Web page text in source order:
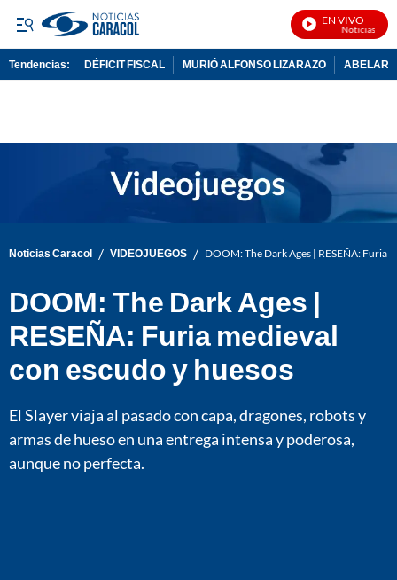
EN VIVO
Noticias Caracol
Tendencias: DÉFICIT FISCAL MURIÓ ALFONSO LIZARAZO
Noticias Caracol / VIDEOJUEGOS / DOOM: The Dark Ages | RESEÑA: Furia
DOOM: The Dark Ages |
RESEÑA: Furia medieval
con escudo y huesos
El Slayer viaja al pasado con capa, dragones, robots y
armas de hueso en una entrega intensa y poderosa,
aunque no perfecta.